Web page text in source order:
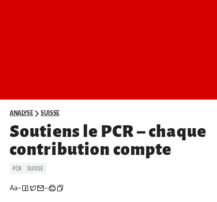
ANALYSE SUISSE
Soutiens le PCR – chaque
contribution compte
PCR SUISSE
Aa– –